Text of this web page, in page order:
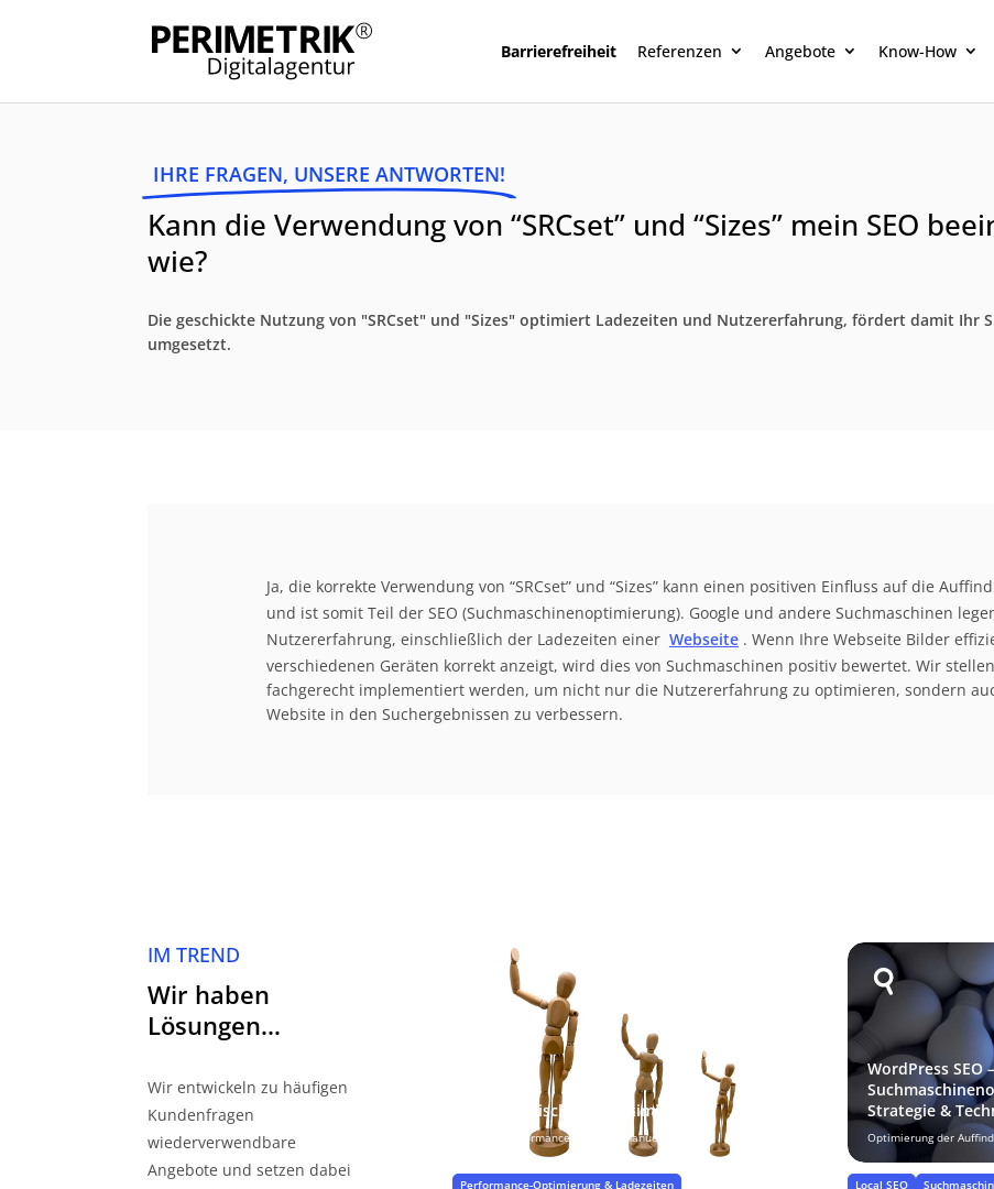
Barrierefreiheit Referenzen Angebote Know-How
IHRE FRAGEN, UNSERE ANTWORTEN!
Kann die Verwendung von “SRCset” und “Sizes” mein SEO
wie?
Die geschickte Nutzung von "SRCset" und "Sizes" optimiert Ladezeiten und Nutzererfahrung, fördert damit Ihr
umgesetzt.
Ja, die korrekte Verwendung von “SRCset” und “Sizes” kann einen positiven Einfluss auf die
und ist somit Teil der SEO (Suchmaschinenoptimierung). Google und andere Suchmaschinen
Nutzererfahrung, einschließlich der Ladezeiten einer Webseite . Wenn Ihre Webseite Bilder
verschiedenen Geräten korrekt anzeigt, wird dies von Suchmaschinen positiv bewertet. Wir
fachgerecht implementiert werden, um nicht nur die Nutzererfahrung zu optimieren, sondern
Website in den Suchergebnissen zu verbessern.
IM TREND
Wir haben
Lösungen…
Wir entwickeln zu häufigen
Kundenfragen
wiederverwendbare
Angebote und setzen dabei
Automatische Bildoptimierung
Mehr Performance, weniger manuelle Arbeit
Performance-Optimierung & Ladezeiten
WordPress SEO
Strategie &
Optimierung der
Local SEO